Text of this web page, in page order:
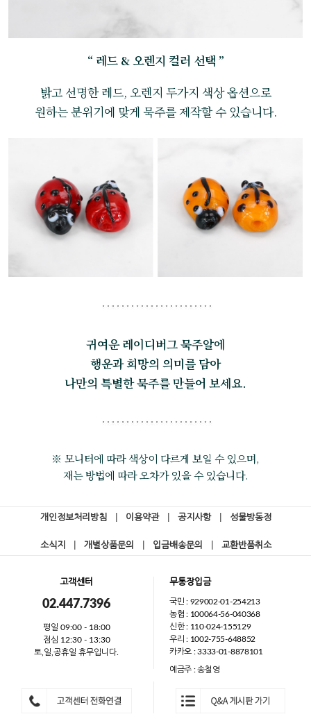
“ 레드 & 오렌지 컬러 선택 ”
밝고 선명한 레드, 오렌지 두가지 색상 옵션으로
원하는 분위기에 맞게 묵주를 제작할 수 있습니다.
귀여운 레이디버그 묵주알에
행운과 희망의 의미를 담아
나만의 특별한 묵주를 만들어 보세요.
※ 모니터에 따라 색상이 다르게 보일 수 있으며,
재는 방법에 따라 오차가 있을 수 있습니다.
개인정보처리방침 이용약관 공지사항 성물방동정
소식지 개별상품문의 입금배송문의 교환반품취소
고객센터
02.447.7396
평일 09:00 - 18:00
점심 12:30 - 13:30
토,일,공휴일 휴무입니다.
무통장입금
국민 : 929002-01-254213
농협 : 100064-56-040368
신한 : 110-024-155129
우리 : 1002-755-648852
카카오 : 3333-01-8878101
예금주 : 송철영